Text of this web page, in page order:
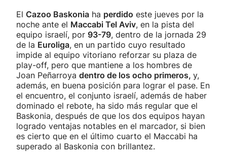
El Cazoo Baskonia ha perdido este jueves por la
noche ante el Maccabi Tel Aviv, en la pista del
equipo israelí, por 93-79, dentro de la jornada 29
de la Euroliga, en un partido cuyo resultado
impide al equipo vitoriano reforzar su plaza de
play-off, pero que mantiene a los hombres de
Joan Peñarroya dentro de los ocho primeros, y,
además, en buena posición para lograr el pase. En
el encuentro, el conjunto israelí, además de haber
dominado el rebote, ha sido más regular que el
Baskonia, después de que los dos equipos hayan
logrado ventajas notables en el marcador, si bien
es cierto que en el último cuarto el Maccabi ha
superado al Baskonia con brillantez.